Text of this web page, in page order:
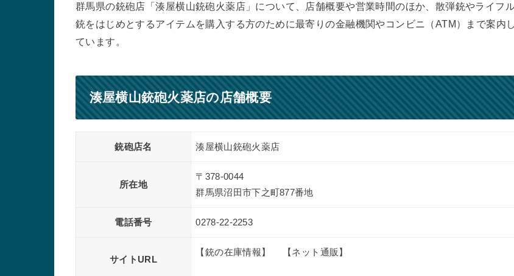
群馬県の銃砲店「湊屋横山銃砲火薬店」について、店舗概要や営業時間のほか、散弾銃やライフ
銃をはじめとするアイテムを購入する方のために最寄りの金融機関やコンビニ（ATM）まで案内し
ています。
湊屋横山銃砲火薬店の店舗概要
銃砲店名 湊屋横山銃砲火薬店
所在地
〒378-0044
群馬県沼田市下之町877番地
電話番号 0278-22-2253
サイトURL
【銃の在庫情報】 【ネット通販】